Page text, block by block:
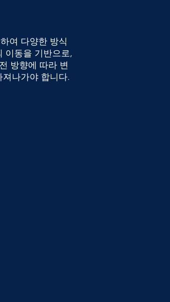
여 다양한 방식
이동을 기반으로,
방향에 따라 변
나가야 합니다.